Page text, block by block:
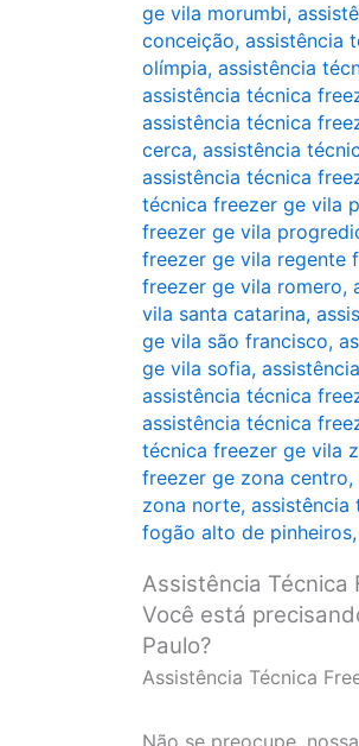
ge vila morumbi,
conceição, assistência
olímpia, assistência
assistência técnica
assistência técnica
cerca, assistência
assistência técnica
técnica freezer ge vila
freezer ge vila
freezer ge vila regente
freezer ge vila romero,
vila santa catarina,
ge vila são francisco,
ge vila sofia,
assistência técnica
assistência técnica
técnica freezer ge vila
freezer ge zona centro,
zona norte, assistência
fogão alto de pinheiros,
Assistência Técnica
Você está
Paulo?
Assistência Técnica